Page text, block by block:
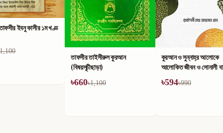
ইবনু কাসীর ১ম খণ্ড
1,100
তাফসীর তাইসীরুল কুরআন
(বিষয়সূচীছাড়া)
৳660৳1,100
কুরআন ও সুন্নাহ্‌র আলোকে
আলোকিত জীবন ও সোনালী
৳594৳990